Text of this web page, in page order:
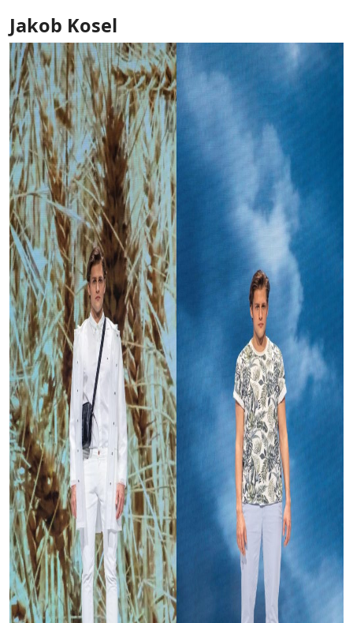
Jakob Kosel